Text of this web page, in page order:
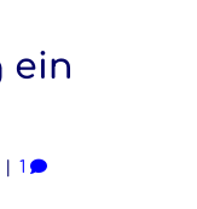
ein
1